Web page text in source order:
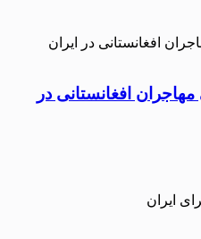
افغانستانی در